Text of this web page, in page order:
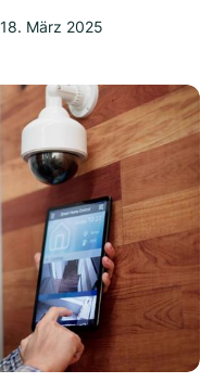
18. März 2025